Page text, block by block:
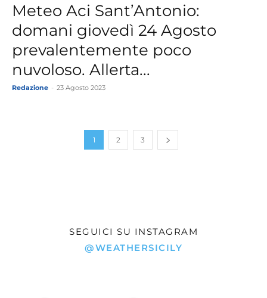
Meteo Aci Sant’Antonio:
domani giovedì 24 Agosto
prevalentemente poco
nuvoloso. Allerta...
Redazione 23 Agosto 2023
1 2 3
SEGUICI SU INSTAGRAM
@WEATHERSICILY